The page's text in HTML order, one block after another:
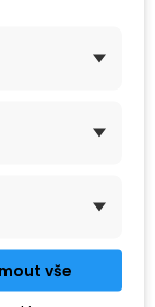
provedení
vše